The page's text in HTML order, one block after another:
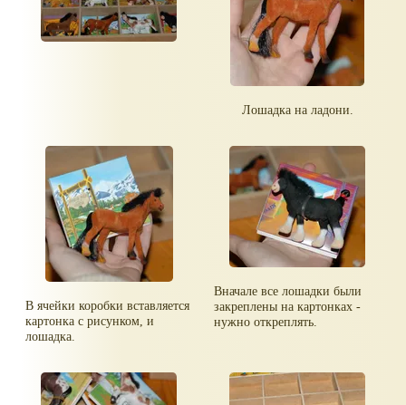
Лошадка на ладони.
В ячейки коробки вставляется
картонка с рисунком, и
лошадка.
Вначале все лошадки были
закреплены на картонках -
нужно откреплять.